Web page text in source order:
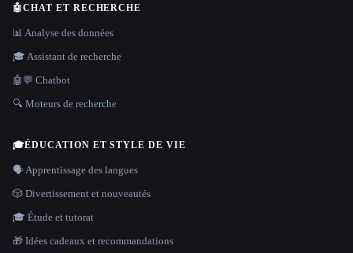
🤖CHAT ET RECHERCHE
📊 Analyse des données
🎓 Assistant de recherche
🤖💬 Chatbot
🔍 Moteurs de recherche
🎓ÉDUCATION ET STYLE DE VIE
🗣️ Apprentissage des langues
🎲 Divertissement et nouveautés
🎓 Étude et tutorat
🎁 Idées cadeaux et recommandations